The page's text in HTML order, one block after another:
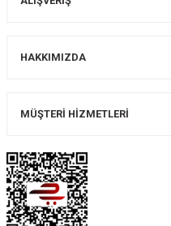
HAKKIMIZDA
MÜŞTERİ HİZMETLERİ